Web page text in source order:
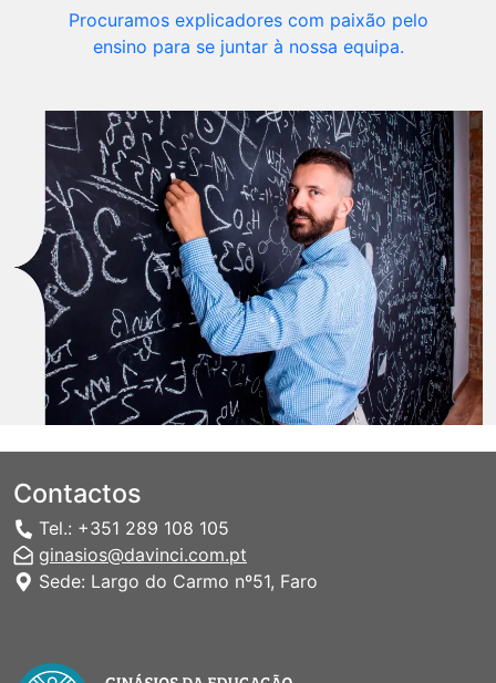
Procuramos explicadores com paixão pelo
ensino para se juntar à nossa equipa.
Contactos
Tel.: +351 289 108 105
ginasios@davinci.com.pt
Sede: Largo do Carmo nº51, Faro